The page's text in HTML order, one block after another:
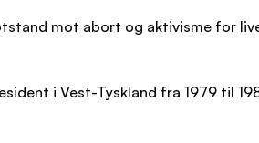
mot abort og aktivisme for
i Vest-Tyskland fra 1979 til